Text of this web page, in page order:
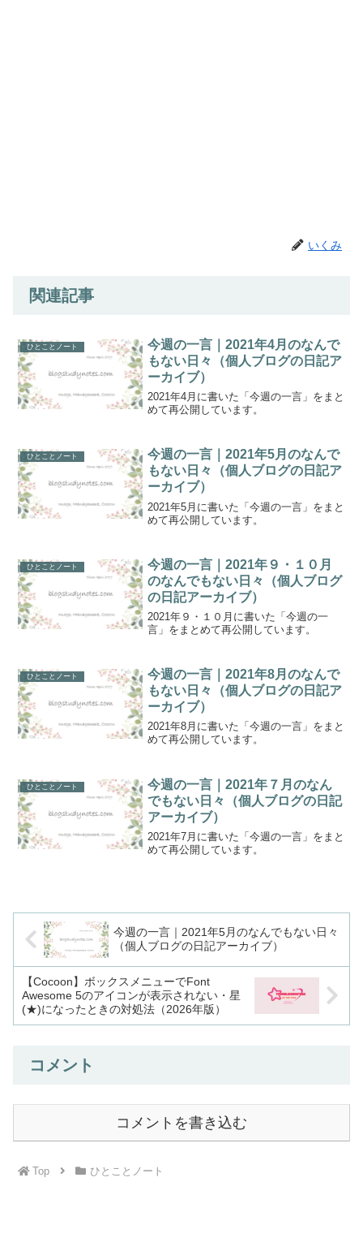
いくみ
関連記事
ひとことノート
今週の一言｜2021年4月のなんで
もない日々（個人ブログの日記ア
ーカイブ）
2021年4月に書いた「今週の一言」をまと
めて再公開しています。
ひとことノート
今週の一言｜2021年5月のなんで
もない日々（個人ブログの日記ア
ーカイブ）
2021年5月に書いた「今週の一言」をまと
めて再公開しています。
ひとことノート
今週の一言｜2021年９・１０月
のなんでもない日々（個人ブログ
の日記アーカイブ）
2021年９・１０月に書いた「今週の一
言」をまとめて再公開しています。
ひとことノート
今週の一言｜2021年8月のなんで
もない日々（個人ブログの日記ア
ーカイブ）
2021年8月に書いた「今週の一言」をまと
めて再公開しています。
ひとことノート
今週の一言｜2021年７月のなん
でもない日々（個人ブログの日記
アーカイブ）
2021年7月に書いた「今週の一言」をまと
めて再公開しています。
今週の一言｜2021年5月のなんでもない日々
（個人ブログの日記アーカイブ）
【Cocoon】ボックスメニューでFont
Awesome 5のアイコンが表示されない・星
(★)になったときの対処法（2026年版）
コメント
コメントを書き込む
Top ひとことノート